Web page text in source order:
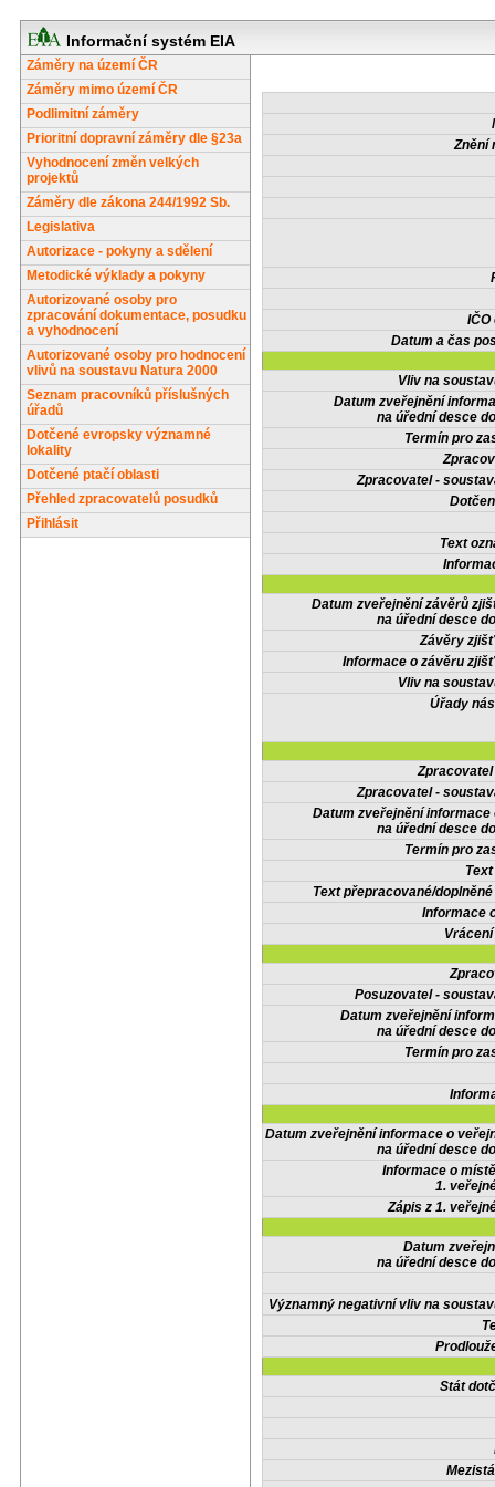
Informační systém EIA
Záměry na území ČR
Záměry mimo území ČR
Podlimitní záměry
Prioritní dopravní záměry dle §23a
Vyhodnocení změn velkých
projektů
Záměry dle zákona 244/1992 Sb.
Legislativa
Autorizace - pokyny a sdělení
Metodické výklady a pokyny
Autorizované osoby pro
zpracování dokumentace, posudku
a vyhodnocení
Autorizované osoby pro hodnocení
vlivů na soustavu Natura 2000
Seznam pracovníků příslušných
úřadů
Dotčené evropsky významné
lokality
Dotčené ptačí oblasti
Přehled zpracovatelů posudků
Přihlásit
Znění
IČO
Datum a čas
Vliv na
Datum zveřejnění
na úřední desce
Termín pro
Zpracovatel -
Text
Datum zveřejnění závěrů
na úřední desce
Závěry
Informace o závěru
Vliv na
Úřady
Zpracovatel -
Datum zveřejnění informace
na úřední desce
Termín pro
Text přepracované/
Informace
Posuzovatel -
Datum zveřejnění
na úřední desce
Termín pro
Datum zveřejnění informace o
na úřední desce
Informace o
1.
Zápis z 1.
Datum
na úřední desce
Významný negativní vliv na
Stát